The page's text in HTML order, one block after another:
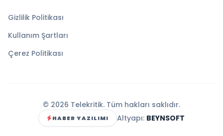
Gizlilik Politikası
Kullanım Şartları
Çerez Politikası
© 2026 Telekritik. Tüm hakları saklıdır.
HABER YAZILIMI Altyapı: BEYNSOFT